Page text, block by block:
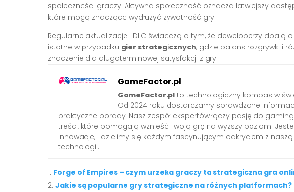
społeczności graczy. Aktywna społeczność oznacza łatwiejszy
które mogą znacząco wydłużyć żywotność gry.
Regularne aktualizacje i DLC świadczą o tym, że deweloperzy dbają
istotne w przypadku gier strategicznych, gdzie balans rozgrywki i
znaczenie dla długoterminowej satysfakcji z gry.
GameFactor.pl
GameFactor.pl to technologiczny kompas w
Od 2024 roku dostarczamy sprawdzone
praktyczne porady. Nasz zespół ekspertów łączy pasję do
treści, które pomagają wznieść Twoją grę na wyższy poziom.
innowacje, i dzielimy się każdym fascynującym odkryciem z
technologii.
Forge of Empires – czym urzeka graczy ta strategiczna gra
Jakie są popularne gry strategiczne na różnych platformach?